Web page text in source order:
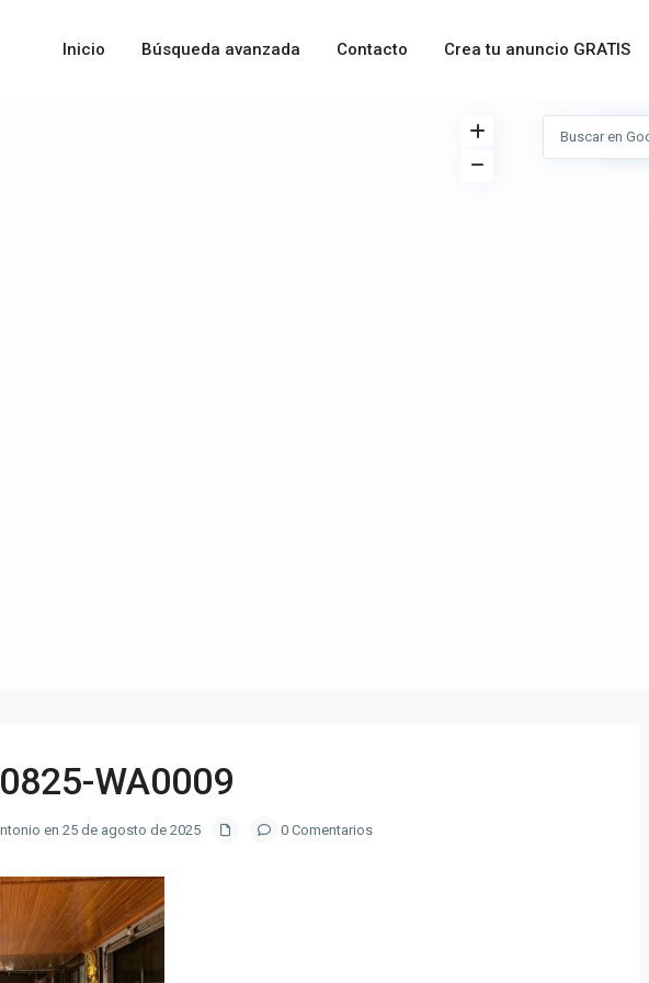
Inicio Búsqueda avanzada Contacto Crea tu anuncio GRATIS
Ver
WA0009
en 25 de agosto de 2025 0 Comentarios